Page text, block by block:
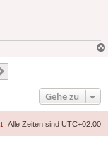
Gehe zu
Alle Zeiten sind UTC+02:00